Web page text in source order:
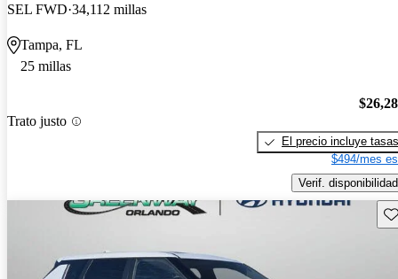
SEL FWD 34,112 millas
Tampa, FL
25 millas
Trato justo
El precio incluye tasas
$494/mes
Verif. disponibilidad